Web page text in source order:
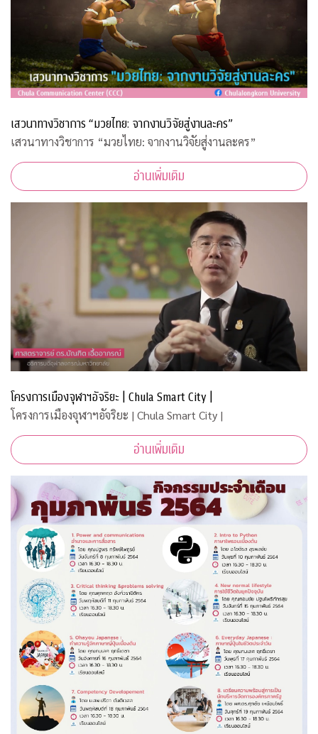
เสวนาทางวิชาการ “มวยไทย: จากงานวิจัยสู่งานละคร”
เสวนาทางวิชาการ “มวยไทย: จากงานวิจัยสู่งานละคร”
อ่านเพิ่มเติม
โครงการเมืองจุฬาฯอัจริยะ | Chula Smart City |
โครงการเมืองจุฬาฯอัจริยะ | Chula Smart City |
อ่านเพิ่มเติม